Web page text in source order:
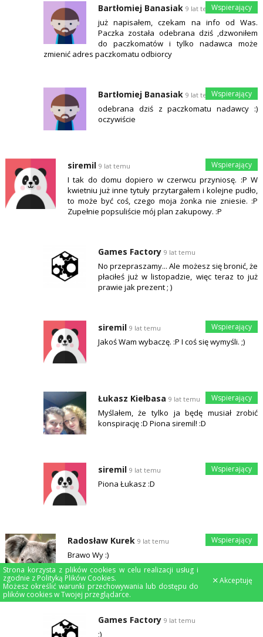
Strona korzysta z plików cookies w celu realizacji usług i
zgodnie z Polityką Plików Cookies.
Możesz określić warunki przechowywania lub dostępu do
plików cookies w Twojej przeglądarce.
Akceptuję
Bartłomiej Banasiak 9 lat temu
już napisałem, czekam na info od Was.
Paczka została odebrana dziś ,dzwoniłem
do paczkomatów i tylko nadawca może
zmienić adres paczkomatu odbiorcy
Bartłomiej Banasiak 9 lat temu
odebrana dziś z paczkomatu nadawcy :)
oczywiście
siremil 9 lat temu
I tak do domu dopiero w czerwcu przyniosę. :P W
kwietniu już inne tytuły przytargałem i kolejne pudło,
to może być coś, czego moja żonka nie zniesie. :P
Zupełnie popsuliście mój plan zakupowy. :P
Games Factory 9 lat temu
No przepraszamy... Ale możesz się bronić, że
płaciłeś już w listopadzie, więc teraz to już
prawie jak prezent ; )
siremil 9 lat temu
Jakoś Wam wybaczę. :P I coś się wymyśli. ;)
Łukasz Kiełbasa 9 lat temu
Myślałem, że tylko ja będę musiał zrobić
konspirację :D Piona siremil! :D
siremil 9 lat temu
Piona Łukasz :D
Radosław Kurek 9 lat temu
Brawo Wy :)
Games Factory 9 lat temu
;)